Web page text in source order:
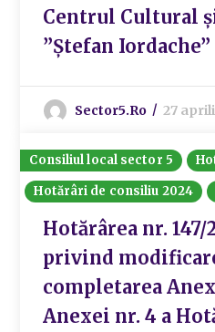
Centrul Cultural
”Ștefan Iordache”
Sector5.ro 27
Consiliul local sector 5
Hotărâri de consiliu 2024
Hotărârea nr. 147/
privind
completarea
Anexei nr. 4 a